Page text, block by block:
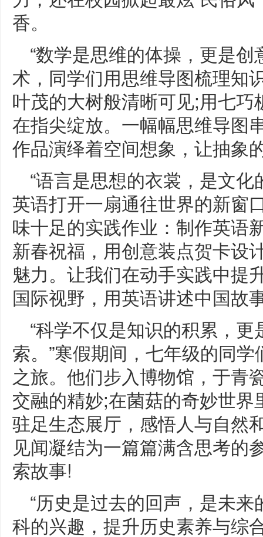
香。
“数学是思维的体操，更是
术，同学们用思维导图梳理知
叶茂的大树般清晰可见;用七
在指尖绽放。一幅幅思维导图
作品演绎着空间想象，让抽象
“语言是思想的衣裳，是文
英语打开一扇通往世界的新窗
味十足的实践作业：制作英语
新春祝福，用创意装点贺卡设
魅力。让我们在动手实践中提
国际视野，用英语讲述中国故
“科学不仅是知识的积累，
索。”寒假期间，七年级的同
之旅。他们步入博物馆，于青
交融的精妙;在菌菇的奇妙世
驻足生态展厅，感悟人与自然
见闻凝结为一篇篇满含思考的
索故事!
“历史是过去的回声，是未
科的兴趣，提升历史素养与综